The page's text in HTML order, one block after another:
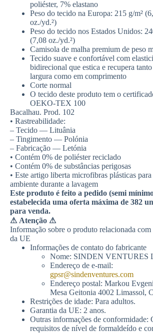
poliéster, 7% elastano
Peso do tecido na Europa: 215 g/m²
oz./yd.²)
Peso do tecido nos Estados Unidos:
(7,08 oz./yd.²)
Camisola de malha premium de peso
Tecido suave e confortável com
bidirecional que estica e recupera
largura como em comprimento
Corte normal
O tecido deste produto tem o
OEKO-TEX 100
Bacalhau. Prod. 102
• Rastreabilidade:
– Tecido — Lituânia
– Tingimento — Polónia
– Fabricação — Letónia
• Contém 0% de poliéster reciclado
• Contém 0% de substâncias perigosas
• Este artigo liberta microfibras plásticas
ambiente durante a lavagem
Este produto é feito a pedido (semi
estabelecida uma oferta máxima de 382
para venda.
⚠ Atenção ⚠
Informação sobre o produto relacionada com
da UE
Informações de contato do fabricante
Nome: SINDEN VENTURES
Endereço de e-mail:
gpsr@sindenventures.com
Endereço postal: Markou
Mesa Geitonia 4002 Limassol,
Restrições de idade: Para adultos.
Garantia da UE: 2 anos.
Outras informações de conformidade:
requisitos de nível de formaldeído e